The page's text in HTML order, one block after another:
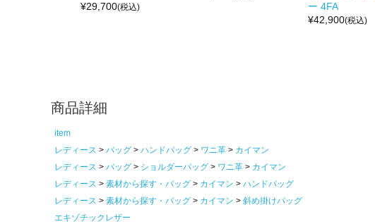
¥29,700(税込)
ー 4FA
¥42,900(税込)
商品詳細
item
レディース
バッグ ハンドバッグ ワニ革
カイマン
レディース
バッグ ショルダーバッグ ワニ革
カイマン
レディース
素材から探す・バッグ カイマン
ハンドバッグ
レディース
素材から探す・バッグ カイマン
斜め掛けバッグ
エキゾチックレザー